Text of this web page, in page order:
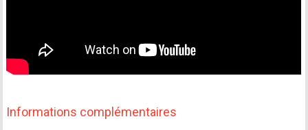
Informations complémentaires